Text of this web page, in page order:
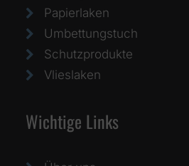
Papierlaken
Umbettungstuch
Schutzprodukte
Vlieslaken
Wichtige Links